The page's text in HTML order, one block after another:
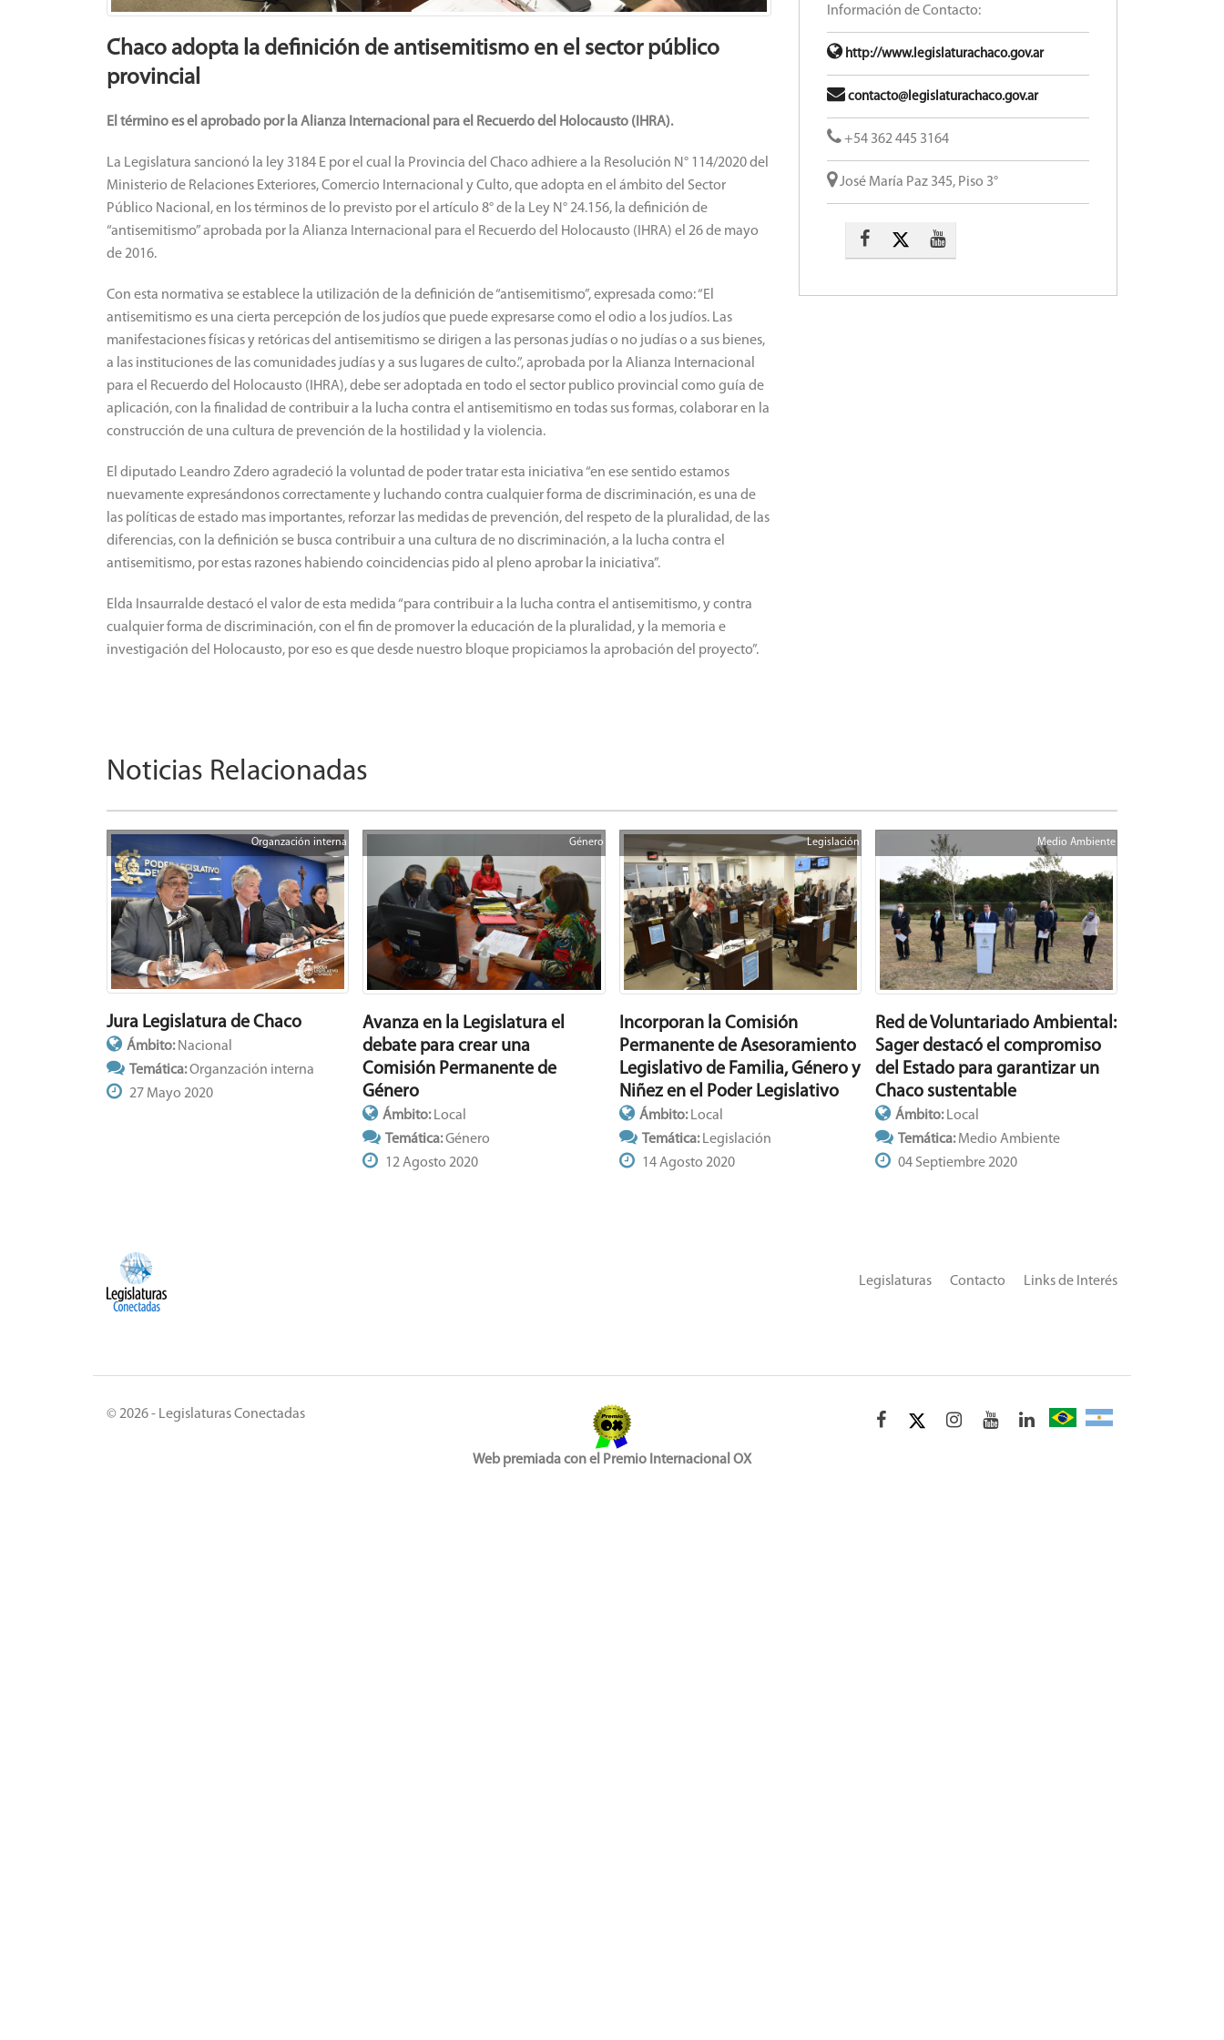
Chaco adopta la definición de antisemitismo en el sector público
provincial
El término es el aprobado por la Alianza Internacional para el Recuerdo del Holocausto (IHRA).
La Legislatura sancionó la ley 3184 E por el cual la Provincia del Chaco adhiere a la Resolución N° 114/2020 del
Ministerio de Relaciones Exteriores, Comercio Internacional y Culto, que adopta en el ámbito del Sector
Público Nacional, en los términos de lo previsto por el artículo 8° de la Ley N° 24.156, la definición de
“antisemitismo” aprobada por la Alianza Internacional para el Recuerdo del Holocausto (IHRA) el 26 de mayo
de 2016.
Con esta normativa se establece la utilización de la definición de “antisemitismo”, expresada como: “El
antisemitismo es una cierta percepción de los judíos que puede expresarse como el odio a los judíos. Las
manifestaciones físicas y retóricas del antisemitismo se dirigen a las personas judías o no judías o a sus bienes,
a las instituciones de las comunidades judías y a sus lugares de culto.”, aprobada por la Alianza Internacional
para el Recuerdo del Holocausto (IHRA), debe ser adoptada en todo el sector publico provincial como guía de
aplicación, con la finalidad de contribuir a la lucha contra el antisemitismo en todas sus formas, colaborar en la
construcción de una cultura de prevención de la hostilidad y la violencia.
El diputado Leandro Zdero agradeció la voluntad de poder tratar esta iniciativa “en ese sentido estamos
nuevamente expresándonos correctamente y luchando contra cualquier forma de discriminación, es una de
las políticas de estado mas importantes, reforzar las medidas de prevención, del respeto de la pluralidad, de las
diferencias, con la definición se busca contribuir a una cultura de no discriminación, a la lucha contra el
antisemitismo, por estas razones habiendo coincidencias pido al pleno aprobar la iniciativa”.
Elda Insaurralde destacó el valor de esta medida “para contribuir a la lucha contra el antisemitismo, y contra
cualquier forma de discriminación, con el fin de promover la educación de la pluralidad, y la memoria e
investigación del Holocausto, por eso es que desde nuestro bloque propiciamos la aprobación del proyecto”.
Información de Contacto:
http://www.legislaturachaco.gov.ar
contacto@legislaturachaco.gov.ar
+54 362 445 3164
José María Paz 345, Piso 3°
Noticias Relacionadas
Organzación interna
Jura Legislatura de Chaco
Ámbito: Nacional
Temática:Organzación interna
27 Mayo 2020
Género
Avanza en la Legislatura el
debate para crear una
Comisión Permanente de
Género
Ámbito: Local
Temática:Género
12 Agosto 2020
Legislación
Incorporan la Comisión
Permanente de Asesoramiento
Legislativo de Familia, Género y
Niñez en el Poder Legislativo
Ámbito: Local
Temática: Legislación
14 Agosto 2020
Medio Ambiente
Red de Voluntariado Ambiental:
Sager destacó el compromiso
del Estado para garantizar un
Chaco sustentable
Ámbito: Local
Temática:Medio Ambiente
04 Septiembre 2020
Links de Interés
Contacto
Legislaturas
© 2026 - Legislaturas Conectadas
Web premiada con el Premio Internacional OX